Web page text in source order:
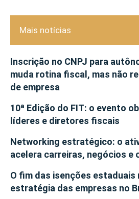
Mais notícias
Inscrição no CNPJ para
muda rotina fiscal, mas não
de empresa
10ª Edição do FIT: o evento
líderes e diretores fiscais
Networking estratégico: o
acelera carreiras, negócios e
O fim das isenções estaduais
estratégia das empresas no